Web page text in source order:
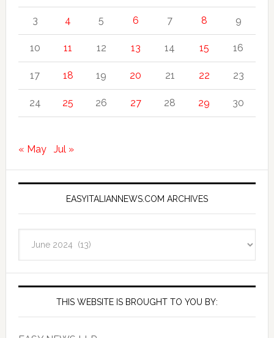
3 4 5 6 7 8 9
10 11 12 13 14 15 16
17 18 19 20 21 22 23
24 25 26 27 28 29 30
« May Jul »
EASYITALIANNEWS.COM ARCHIVES
Archives
THIS WEBSITE IS BROUGHT TO YOU BY: